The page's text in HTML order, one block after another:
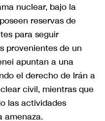
nuclear, bajo la
reservas de
para seguir
provenientes de un
apuntan a una
el derecho de Irán a
civil, mientras que
las actividades
amenaza.